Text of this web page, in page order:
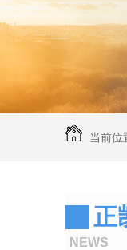
当前位
正
NEWS